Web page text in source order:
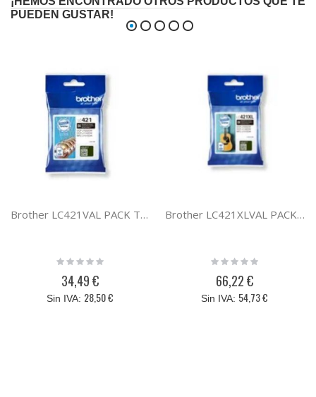
PUEDEN GUSTAR!
Brother LC421VAL PACK TINTA BCYM LC421VAL
Rating:
34,49 €
28,50 €
Brother LC421XLVAL PACK TINTA XL BCYM LC421XLVAL
Rating:
66,22 €
54,73 €